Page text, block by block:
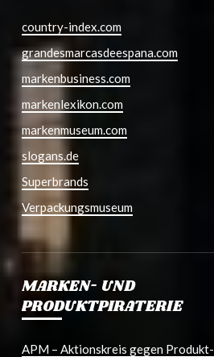
country-index.com
grandesmarcasdeespana.com
markenbusiness.com
markenlexikon.com
markenmuseum.com
slogans.de
Superbrands
Verpackungsmuseum
MARKEN- UND
PRODUKTPIRATERIE
APM – Aktionskreis gegen Produkt-